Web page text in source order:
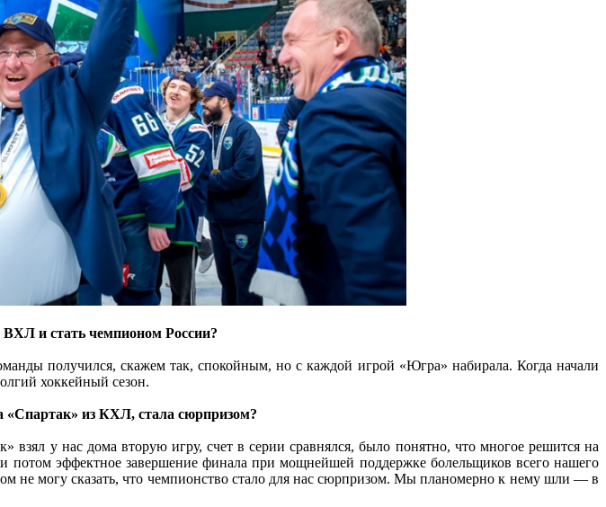
ВХЛ и стать чемпионом России?
получился, скажем так, спокойным, но с каждой игрой «Югра» набирала. Когда начали
хоккейный сезон.
«Спартак» из КХЛ, стала сюрпризом?
у нас дома вторую игру, счет в серии сравнялся, было понятно, что многое решится на
эффектное завершение финала при мощнейшей поддержке болельщиков всего нашего
могу сказать, что чемпионство стало для нас сюрпризом. Мы планомерно к нему шли — в